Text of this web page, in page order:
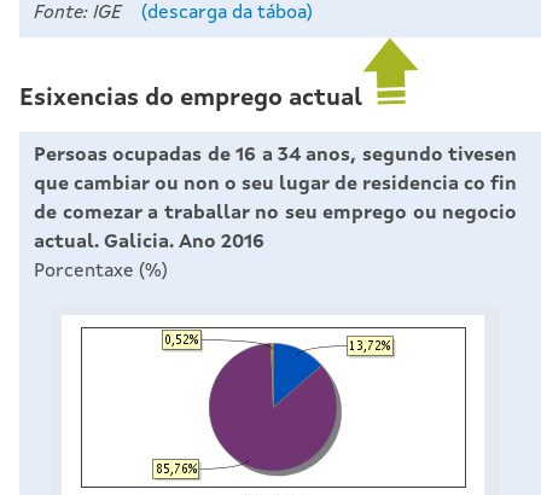
Fonte: IGE (descarga da táboa)
Esixencias do emprego actual
Persoas ocupadas de 16 a 34 anos, segundo tivesen
que cambiar ou non o seu lugar de residencia co fin
de comezar a traballar no seu emprego ou negocio
actual. Galicia. Ano 2016
Porcentaxe (%)